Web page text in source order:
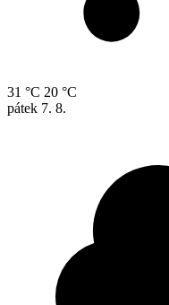
31 °C 20 °C
pátek 7. 8.